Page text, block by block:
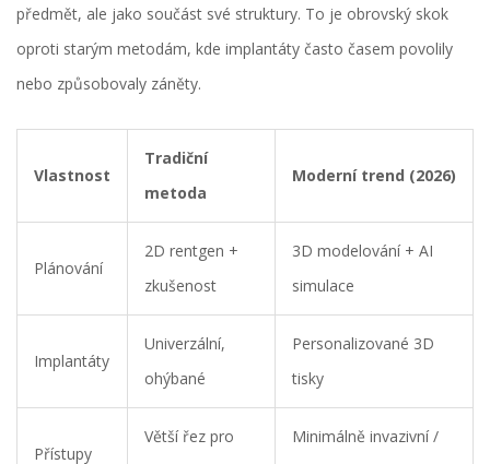
předmět, ale jako součást své struktury. To je obrovský skok
oproti starým metodám, kde implantáty často časem povolily
nebo způsobovaly záněty.
Vlastnost
Tradiční
metoda
Moderní trend (2026)
Plánování
2D rentgen +
zkušenost
3D modelování + AI
simulace
Implantáty
Univerzální,
ohýbané
Personalizované 3D
tisky
Přístupy
Větší řez pro
Minimálně invazivní /